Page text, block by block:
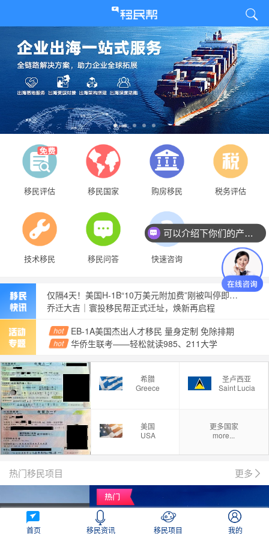
移民评估 移民国家 购房移民 税务评估
技术移民 移民问答 快速咨询
仅隔4天！美国H-1B“10万美元附加费”刚被叫停即遭上诉恢复，目前仍在征收！
乔迁大吉｜寰投移民帮正式迁址，焕新再启程
2026华侨生联考分数线出炉，四年首次降分！
6月30日就截止了，这件事再不做就晚了！
美国留学生要遭罪了！
经营管理签证新规官方32问全解读，3年缓冲期口径明确了
hot EB-1A美国杰出人才移民 量身定制 免除排期
hot 华侨生联考——轻松就读985、211大学
hot 国际银行开户——不出国门，快速办理
hot 海量课程免费听，有钱人的烦恼一网打尽
希腊
Greece
美国
USA
圣卢西亚
Saint Lucia
更多国家
more...
热门移民项目 更多
首页 移民资讯 移民项目 我的